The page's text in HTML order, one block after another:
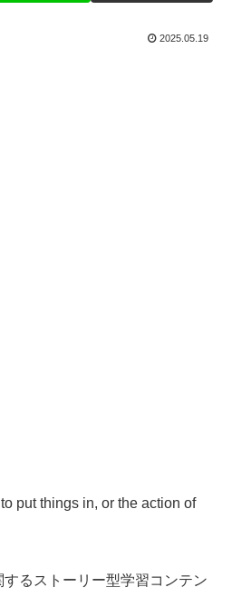
2025.05.19
put things in, or the action of
するストーリー型学習コンテン